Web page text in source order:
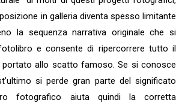
in galleria diventa spesso limitante
la sequenza narrativa originale che si
e consente di ripercorrere tutto il
allo scatto famoso. Se si conosce
si perde gran parte del significato
fotografico aiuta quindi la corretta